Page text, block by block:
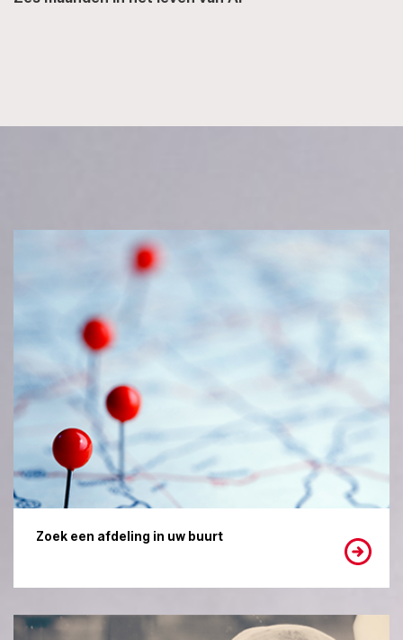
Zoek een afdeling in uw buurt